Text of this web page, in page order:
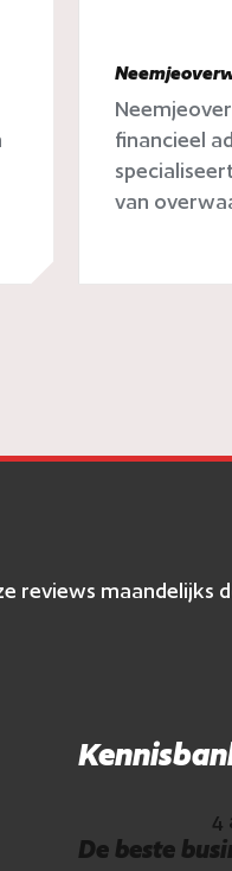
financieel
van
reviews maandelijks
4
De beste